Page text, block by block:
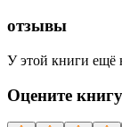
отзывы
У этой книги ещё
Оцените книгу